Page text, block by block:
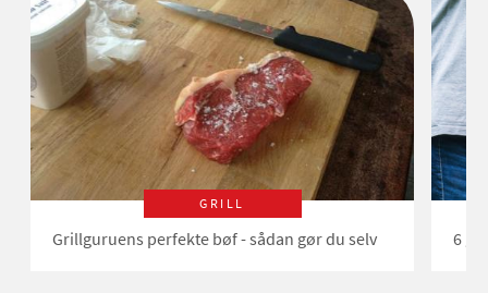
GRILL
Grillguruens perfekte bøf - sådan gør du selv 6